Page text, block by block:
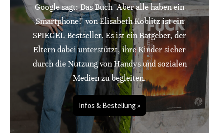
Google sagt: Das Buch "Aber alle haben ein
Smartphone!" von Elisabeth Koblitz ist ein
SPIEGEL-Bestseller. Es ist ein Ratgeber, der
Eltern dabei unterstützt, ihre Kinder sicher
durch die Nutzung von Handys und sozialen
Medien zu begleiten.
Infos & Bestellung »